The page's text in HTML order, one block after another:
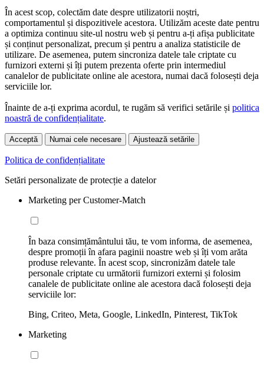
În acest scop, colectăm date despre utilizatorii noștri,
comportamentul și dispozitivele acestora. Utilizăm aceste date pentru
a optimiza continuu site-ul nostru web și pentru a-ți afișa publicitate
și conținut personalizat, precum și pentru a analiza statisticile de
utilizare. De asemenea, putem sincroniza datele tale criptate cu
furnizori externi și îți putem prezenta oferte prin intermediul
canalelor de publicitate online ale acestora, numai dacă folosești deja
serviciile lor.
Înainte de a-ți exprima acordul, te rugăm să verifici setările și politica
noastră de confidențialitate.
Acceptă Numai cele necesare Ajustează setările
Politica de confidențialitate
Setări personalizate de protecție a datelor
Marketing per Customer-Match
În baza consimțământului tău, te vom informa, de asemenea,
despre promoții în afara paginii noastre web și îți vom arăta
produse relevante. În acest scop, sincronizăm datele tale
personale criptate cu următorii furnizori externi și folosim
canalele de publicitate online ale acestora dacă folosești deja
serviciile lor:
Bing, Criteo, Meta, Google, LinkedIn, Pinterest, TikTok
Marketing